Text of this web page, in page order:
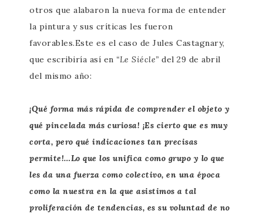
otros que alabaron la nueva forma de entender
la pintura y sus críticas les fueron
favorables.Este es el caso de Jules Castagnary,
que escribiría así en “Le Siécle” del 29 de abril
del mismo año:
¡Qué forma más rápida de comprender el objeto y
qué pincelada más curiosa! ¡Es cierto que es muy
corta, pero qué indicaciones tan precisas
permite!…Lo que los unifica como grupo y lo que
les da una fuerza como colectivo, en una época
como la nuestra en la que asistimos a tal
proliferación de tendencias, es su voluntad de no